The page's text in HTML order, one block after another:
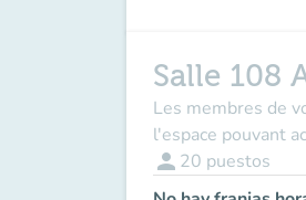
Salle 108
Les membres de
l'espace pouvant
person 20 puestos